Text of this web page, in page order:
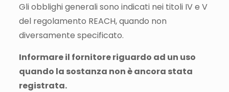
Gli obblighi generali sono indicati nei titoli IV e V
del regolamento REACH, quando non
diversamente specificato.
Informare il fornitore riguardo ad un uso
quando la sostanza non è ancora stata
registrata.